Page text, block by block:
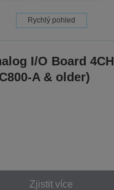
Rychlý pohled
I/O Board 4CH
A & older)
Zjistit více